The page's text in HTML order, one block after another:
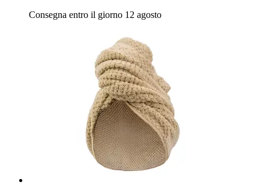
Consegna entro il giorno 12 agosto